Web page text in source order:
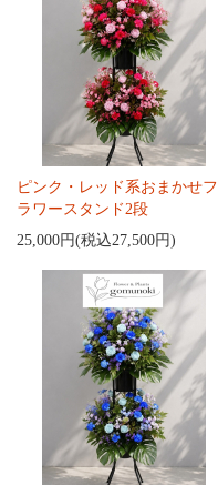
ピンク・レッド系おまかせフ
ラワースタンド2段
25,000円(税込27,500円)